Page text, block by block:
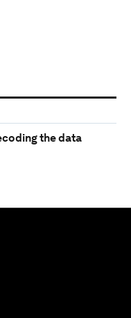
the data